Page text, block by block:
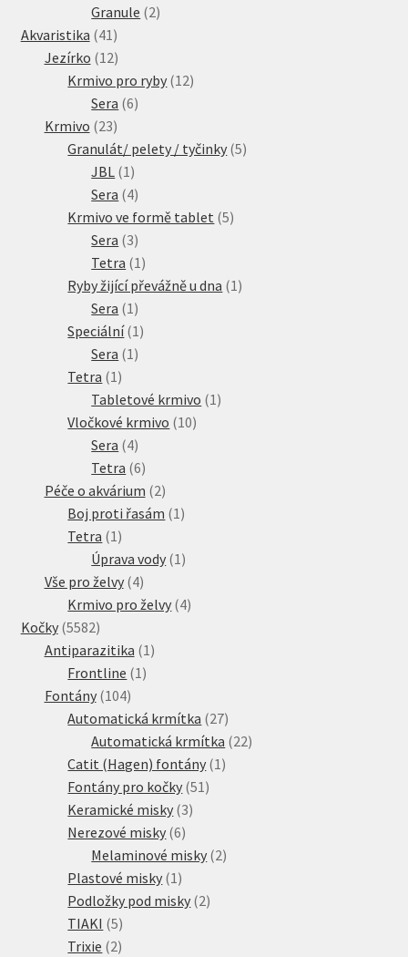
Granule 22
Akvaristika 41 41
produktů
Jezírko 1212
produktů
Krmivo pro ryby 1212
Sera 66
Krmivo 2323
produktů
Granulát/ pelety / tyčinky 55
JBL 1 1
produkt
Sera 44
produkty
Krmivo ve formě tablet 55
Sera 33
produkty
Tetra 1 1
produkt
Ryby žijící převážně u dna 1 1
Sera 1 1
produkt
Speciální 1 1
Sera 1 1
Tetra 1 1
produkt
Tabletové krmivo 1 1
Vločkové krmivo 1010
Sera 44
produkty
Tetra 66
produktů
Péče o akvárium 22
produkty
Boj proti řasám 1 1
Tetra 1 1
produkt
Úprava vody 1 1
Vše pro želvy 44
produkty
Krmivo pro želvy 44
Kočky 55825582
produktů
Antiparazitika 1 1
Frontline 1 1
Fontány 104104
produktů
Automatická krmítka 2727
produktů
Automatická krmítka 2222
Catit (Hagen) fontány 1 1
Fontány pro kočky 51 51
Keramické misky 33
Nerezové misky 66
produktů
Melaminové misky 22
Plastové misky 1 1
produkt
Podložky pod misky 22
TIAKI 55
produktů
Trixie 22